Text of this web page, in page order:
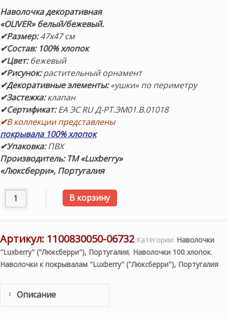
Наволочка декоративная
«OLIVER» белый/бежевый.
✔Размер:47х47 см
✔Состав: 100% хлопок
✔Цвет:бежевый
✔Рисунок:растительный орнамент
✔Декоративные элементы:«ушки» по периметру
✔Застежка:клапан
✔Сертификат:ЕА ЭС RU Д-РТ.ЭМ01.В.01018
✔В коллекции представлены
покрывала 100% хлопок
✔Упаковка:ПВХ
Производитель: ТМ «Luxberry»
«Люксберри», Португалия
Количество товара Наволочка декоративная
В корзину
Артикул: 1100830050-06732 Категории: Наволочки
"Luxberry" ("Люксберри"), Португалия, Наволочки 100 хлопок,
Наволочки к покрывалам "Luxberry" ("Люксберри"), Португалия
Описание